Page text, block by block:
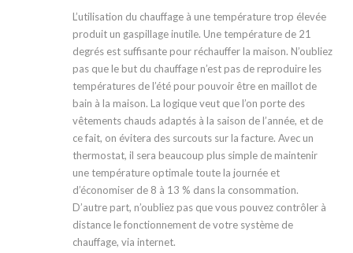
L’utilisation du chauffage à une température trop élevée
produit un gaspillage inutile. Une température de 21
degrés est suffisante pour réchauffer la maison. N’oubliez
pas que le but du chauffage n’est pas de reproduire les
températures de l’été pour pouvoir être en maillot de
bain à la maison. La logique veut que l’on porte des
vêtements chauds adaptés à la saison de l’année, et de
ce fait, on évitera des surcouts sur la facture. Avec un
thermostat, il sera beaucoup plus simple de maintenir
une température optimale toute la journée et
d’économiser de 8 à 13 % dans la consommation.
D’autre part, n’oubliez pas que vous pouvez contrôler à
distance le fonctionnement de votre système de
chauffage, via internet.